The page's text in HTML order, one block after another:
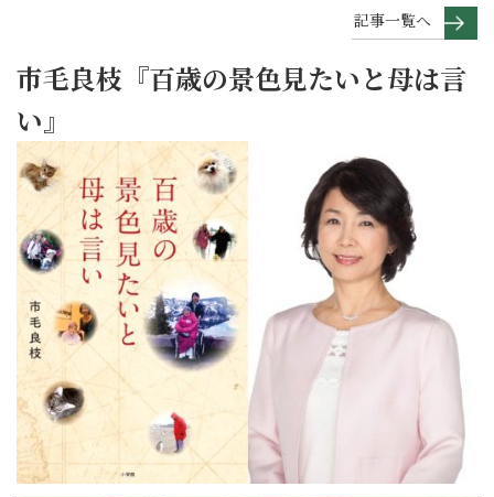
記事一覧へ
市毛良枝『百歳の景色見たいと母は言
い』